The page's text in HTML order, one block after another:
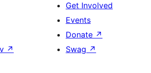
↗
Get Involved
Events
Donate ↗
Swag ↗